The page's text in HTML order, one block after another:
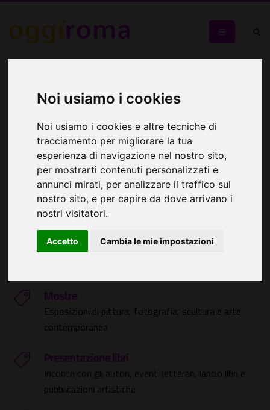
Noi usiamo i cookies
Noi usiamo i cookies e altre tecniche di
tracciamento per migliorare la tua
esperienza di navigazione nel nostro sito,
per mostrarti contenuti personalizzati e
annunci mirati, per analizzare il traffico sul
nostro sito, e per capire da dove arrivano i
nostri visitatori.
Accetto Cambia le mie impostazioni
sfogliando leprincipali categorie, effettuando una
o accedendo direttamente all'archivio eventi
Spettacoli e teatro
Manifestazioni artistiche, ricreative e
rappresentazioni in calendario
Concerti
Appuntamenti live in programma: musica classica,
Mostre
Esposizioni di pittura, fotografia, scultura e arte
contemporanea
Presentazione libri
Incontri con gli autori, eventi letterari, lancio libri e
pubblicazioni artistiche